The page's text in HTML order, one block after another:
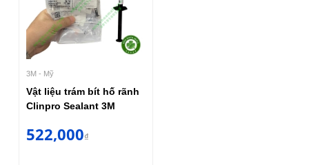
3M - Mỹ
Vật liệu trám bít hố rãnh
Clinpro Sealant 3M
522,000₫